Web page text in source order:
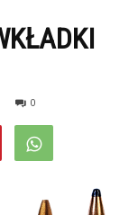
0